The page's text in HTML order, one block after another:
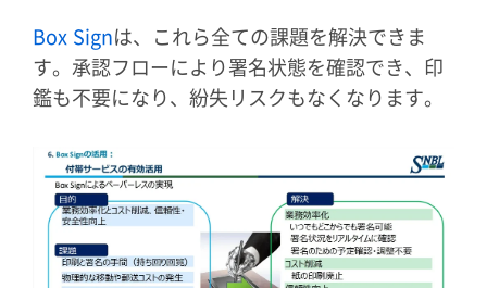
Box Signは、これら全ての課題を解決できま
す。承認フローにより署名状態を確認でき、印
鑑も不要になり、紛失リスクもなくなります。